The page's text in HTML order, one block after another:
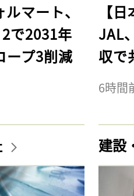
マート、
で2031年
ープ3削減
【
JAL
収で
6時間
建設